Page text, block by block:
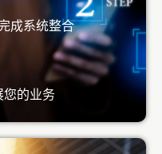
成系统整合
您的业务